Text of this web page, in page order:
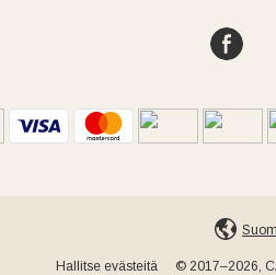
Hallitse evästeitä © 2017–2026,